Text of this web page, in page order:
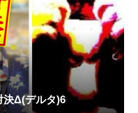
Δ(デルタ)6